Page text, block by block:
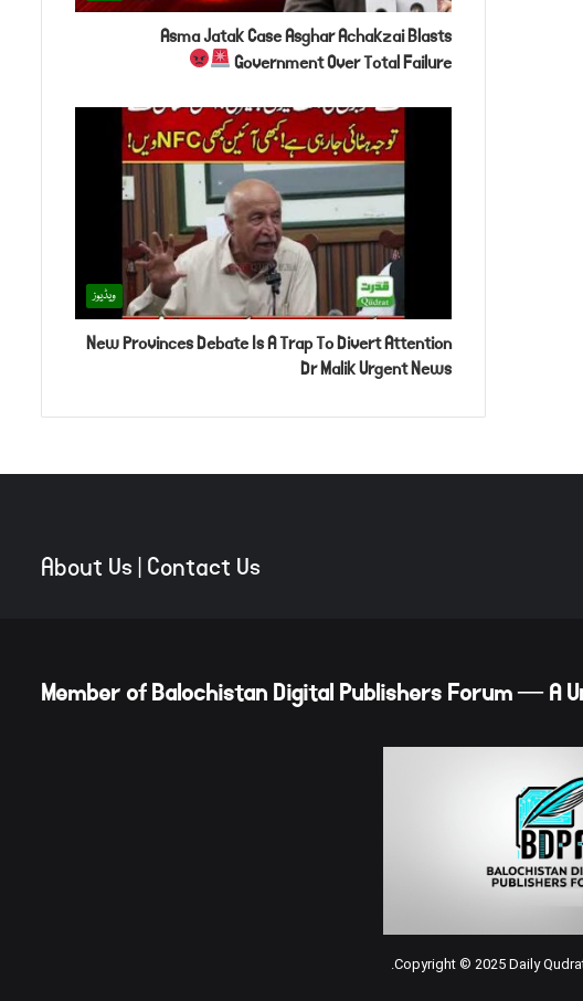
Asma Jatak Case Asghar Achakzai Blasts
Government Over Total Failure
ویڈیوز
New Provinces Debate Is A Trap To Divert Attention
Dr Malik Urgent News
About Us|Contact Us
Member of Balochistan Digital Publishers Forum — A
Copyright © 2025 Daily